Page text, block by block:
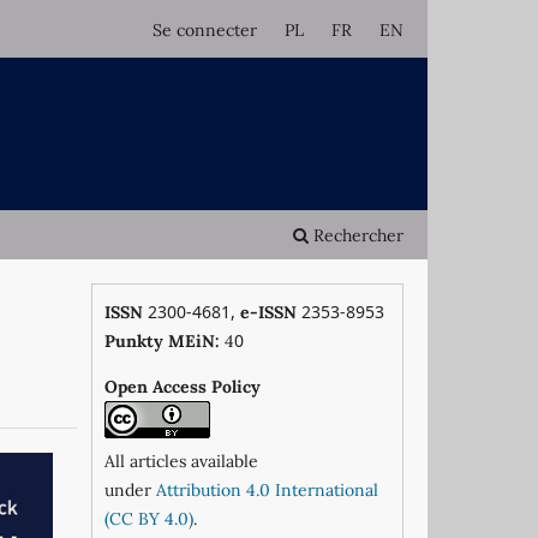
Rechercher
Se connecter PL FR EN
ISSN 2300-4681, e-ISSN 2353-8953
Punkty MEiN: 40
Open Access Policy
All articles available
under Attribution 4.0 International
(CC BY 4.0).